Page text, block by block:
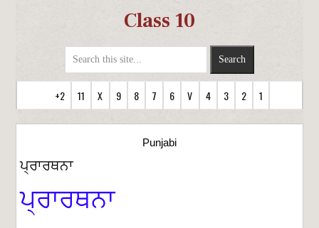
Class 10
+2 11 X 9 8 7 6 V 4 3 2 1
Punjabi
ਪ੍ਰਾਰਥਨਾ
ਪ੍ਰਾਰਥਨਾ